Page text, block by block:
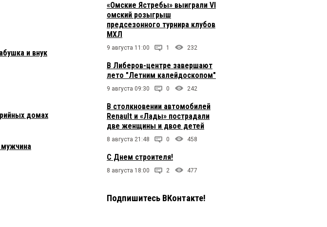
и внук
домах
мужчина
«Омские Ястребы» выиграли VI
омский розыгрыш
предсезонного турнира клубов
МХЛ
9 августа 11:00 1 232
В Либеров-центре завершают
лето "Летним калейдоскопом"
9 августа 09:30 0 242
В столкновении автомобилей
Renault и «Лады» пострадали
две женщины и двое детей
8 августа 21:48 0 458
С Днем строителя!
8 августа 18:00 2 477
Подпишитесь ВКонтакте!